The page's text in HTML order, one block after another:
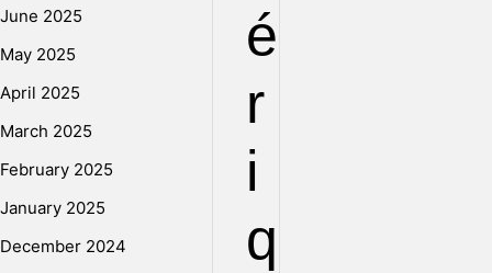
é
r
i
q
June 2025
May 2025
April 2025
March 2025
February 2025
January 2025
December 2024